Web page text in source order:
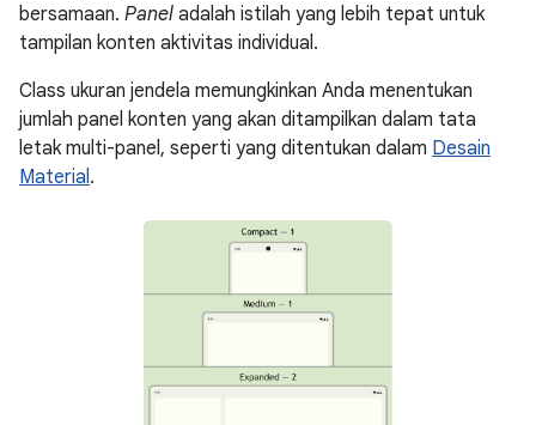
bersamaan. Panel adalah istilah yang lebih tepat untuk
tampilan konten aktivitas individual.
Class ukuran jendela memungkinkan Anda menentukan
jumlah panel konten yang akan ditampilkan dalam tata
letak multi-panel, seperti yang ditentukan dalam Desain
Material.